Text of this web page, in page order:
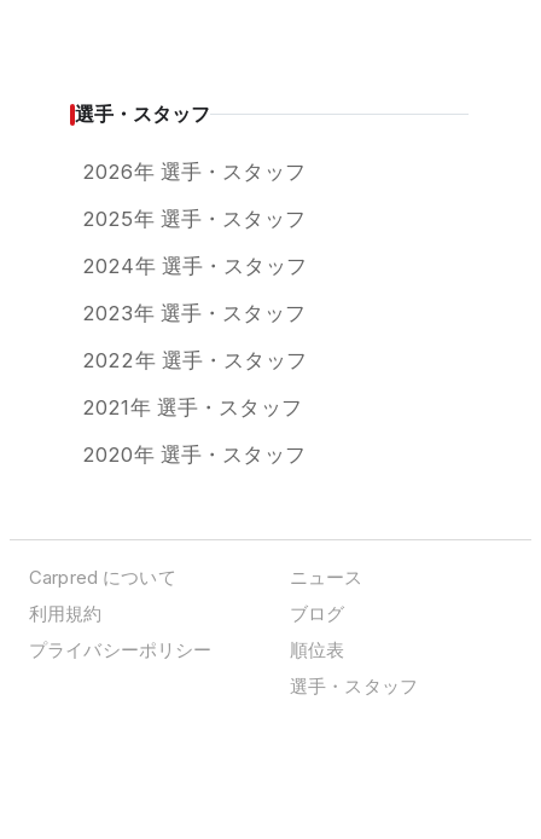
選手・スタッフ
2026年 選手・スタッフ
2025年 選手・スタッフ
2024年 選手・スタッフ
2023年 選手・スタッフ
2022年 選手・スタッフ
2021年 選手・スタッフ
2020年 選手・スタッフ
Carpred について
利用規約
プライバシーポリシー
ニュース
ブログ
順位表
選手・スタッフ